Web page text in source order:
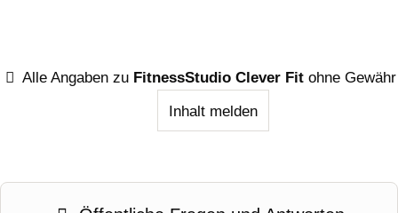
Alle Angaben zu FitnessStudio Clever Fit ohne Gewähr
Inhalt melden